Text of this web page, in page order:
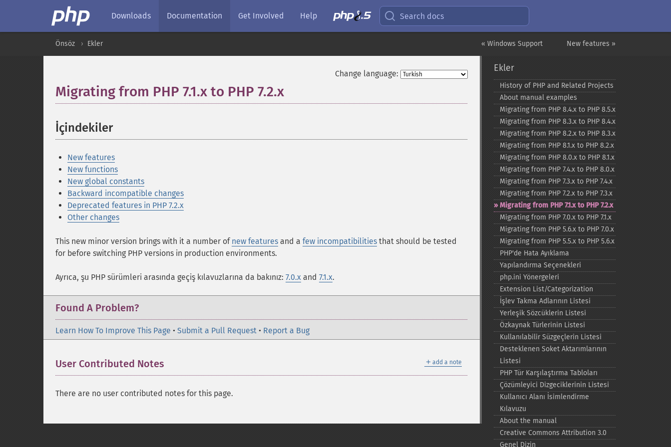
Downloads Documentation Get Involved Help Search docs
New features »
« Windows Support
Önsöz Ekler
Change language:
Migrating from PHP 7.1.x to PHP 7.2.x
İçindekiler¶
New features
New functions
New global constants
Backward incompatible changes
Deprecated features in PHP 7.2.x
Other changes
This new minor version brings with it a number of new features and a few incompatibilities that should be tested
for before switching PHP versions in production environments.
Ayrıca, şu PHP sürümleri arasında geçiş kılavuzlarına da bakınız: 7.0.x and 7.1.x.
Found A Problem?
Learn How To Improve This Page • Submit a Pull Request • Report a Bug
＋ add a note
User Contributed Notes
There are no user contributed notes for this page.
Ekler
History of PHP and Related Projects
About manual examples
Migrating from PHP 8.4.x to PHP 8.5.x
Migrating from PHP 8.3.x to PHP 8.4.x
Migrating from PHP 8.2.x to PHP 8.3.x
Migrating from PHP 8.1.x to PHP 8.2.x
Migrating from PHP 8.0.x to PHP 8.1.x
Migrating from PHP 7.4.x to PHP 8.0.x
Migrating from PHP 7.3.x to PHP 7.4.x
Migrating from PHP 7.2.x to PHP 7.3.x
Migrating from PHP 7.1.x to PHP 7.2.x
Migrating from PHP 7.0.x to PHP 7.1.x
Migrating from PHP 5.6.x to PHP 7.0.x
Migrating from PHP 5.5.x to PHP 5.6.x
PHP'de Hata Ayıklama
Yapılandırma Seçenekleri
php.ini Yönergeleri
Extension List/Categorization
İşlev Takma Adlarının Listesi
Yerleşik Sözcüklerin Listesi
Özkaynak Türlerinin Listesi
Kullanılabilir Süzgeçlerin Listesi
Desteklenen Soket Aktarımlarının
Listesi
PHP Tür Karşılaştırma Tabloları
Çözümleyici Dizgeciklerinin Listesi
Kullanıcı Alanı İsimlendirme
Kılavuzu
About the manual
Creative Commons Attribution 3.0
Genel Dizin